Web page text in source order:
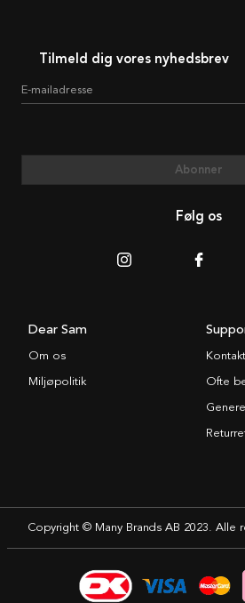
Tilmeld dig vores nyhedsbrev
E-mailadresse
Abonner
Følg os
Dear Sam
Om os
Miljøpolitik
Ofte
Copyright © Many Brands AB 2023. Alle